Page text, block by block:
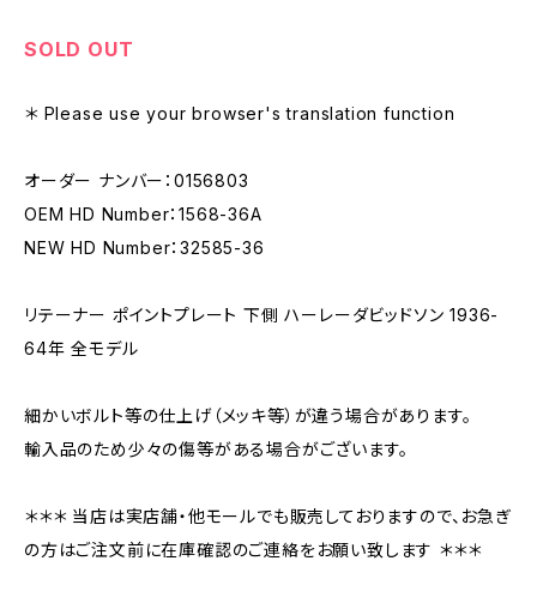
SOLD OUT
＊ Please use your browser's translation function
オーダー ナンバー：0156803
OEM HD Number：1568-36A
NEW HD Number：32585-36
リテーナー ポイントプレート 下側 ハーレーダビッドソン 1936-
64年 全モデル
細かいボルト等の仕上げ（メッキ等）が違う場合があります。
輸入品のため少々の傷等がある場合がございます。
＊＊＊ 当店は実店舗・他モールでも販売しておりますので、お急ぎ
の方はご注文前に在庫確認のご連絡をお願い致します ＊＊＊